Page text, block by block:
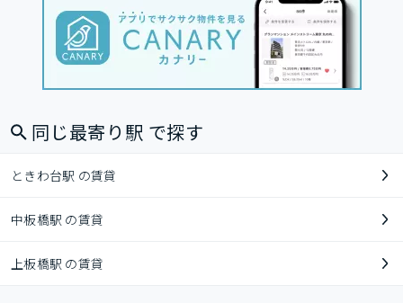
同じ最寄り駅 で探す
ときわ台駅 の賃貸
中板橋駅 の賃貸
上板橋駅 の賃貸